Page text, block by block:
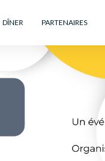
DÎNER PARTENAIRES